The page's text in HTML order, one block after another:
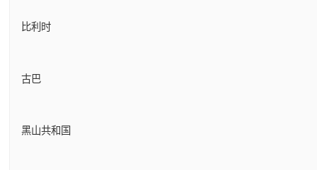
比利时
古巴
黑山共和国